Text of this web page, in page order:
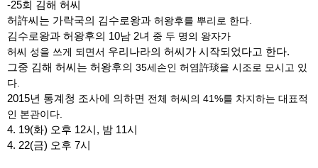
-25회 김해 허씨
허許씨는 가락국의 김수로왕과 허왕후를 뿌리로 한다.
김수로왕과 허왕후의 10남 2녀 중 두 명의 왕자가
허씨 성을 쓰게 되면서 우리나라의 허씨가 시작되었다고 한다.
그중 김해 허씨는 허왕후의 35세손인 허염許琰을 시조로 모시고 있
다.
2015년 통계청 조사에 의하면 전체 허씨의 41%를 차지하는 대표적
인 본관이다.
4. 19(화) 오후 12시, 밤 11시
4. 22(금) 오후 7시